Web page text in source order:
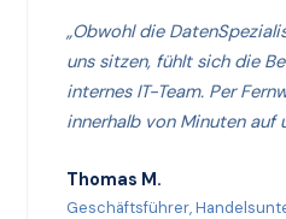
„Obwohl die
uns sitzen, fühlt sich die
internes IT-Team. Per
innerhalb von Minuten auf
Thomas M.
Geschäftsführer,